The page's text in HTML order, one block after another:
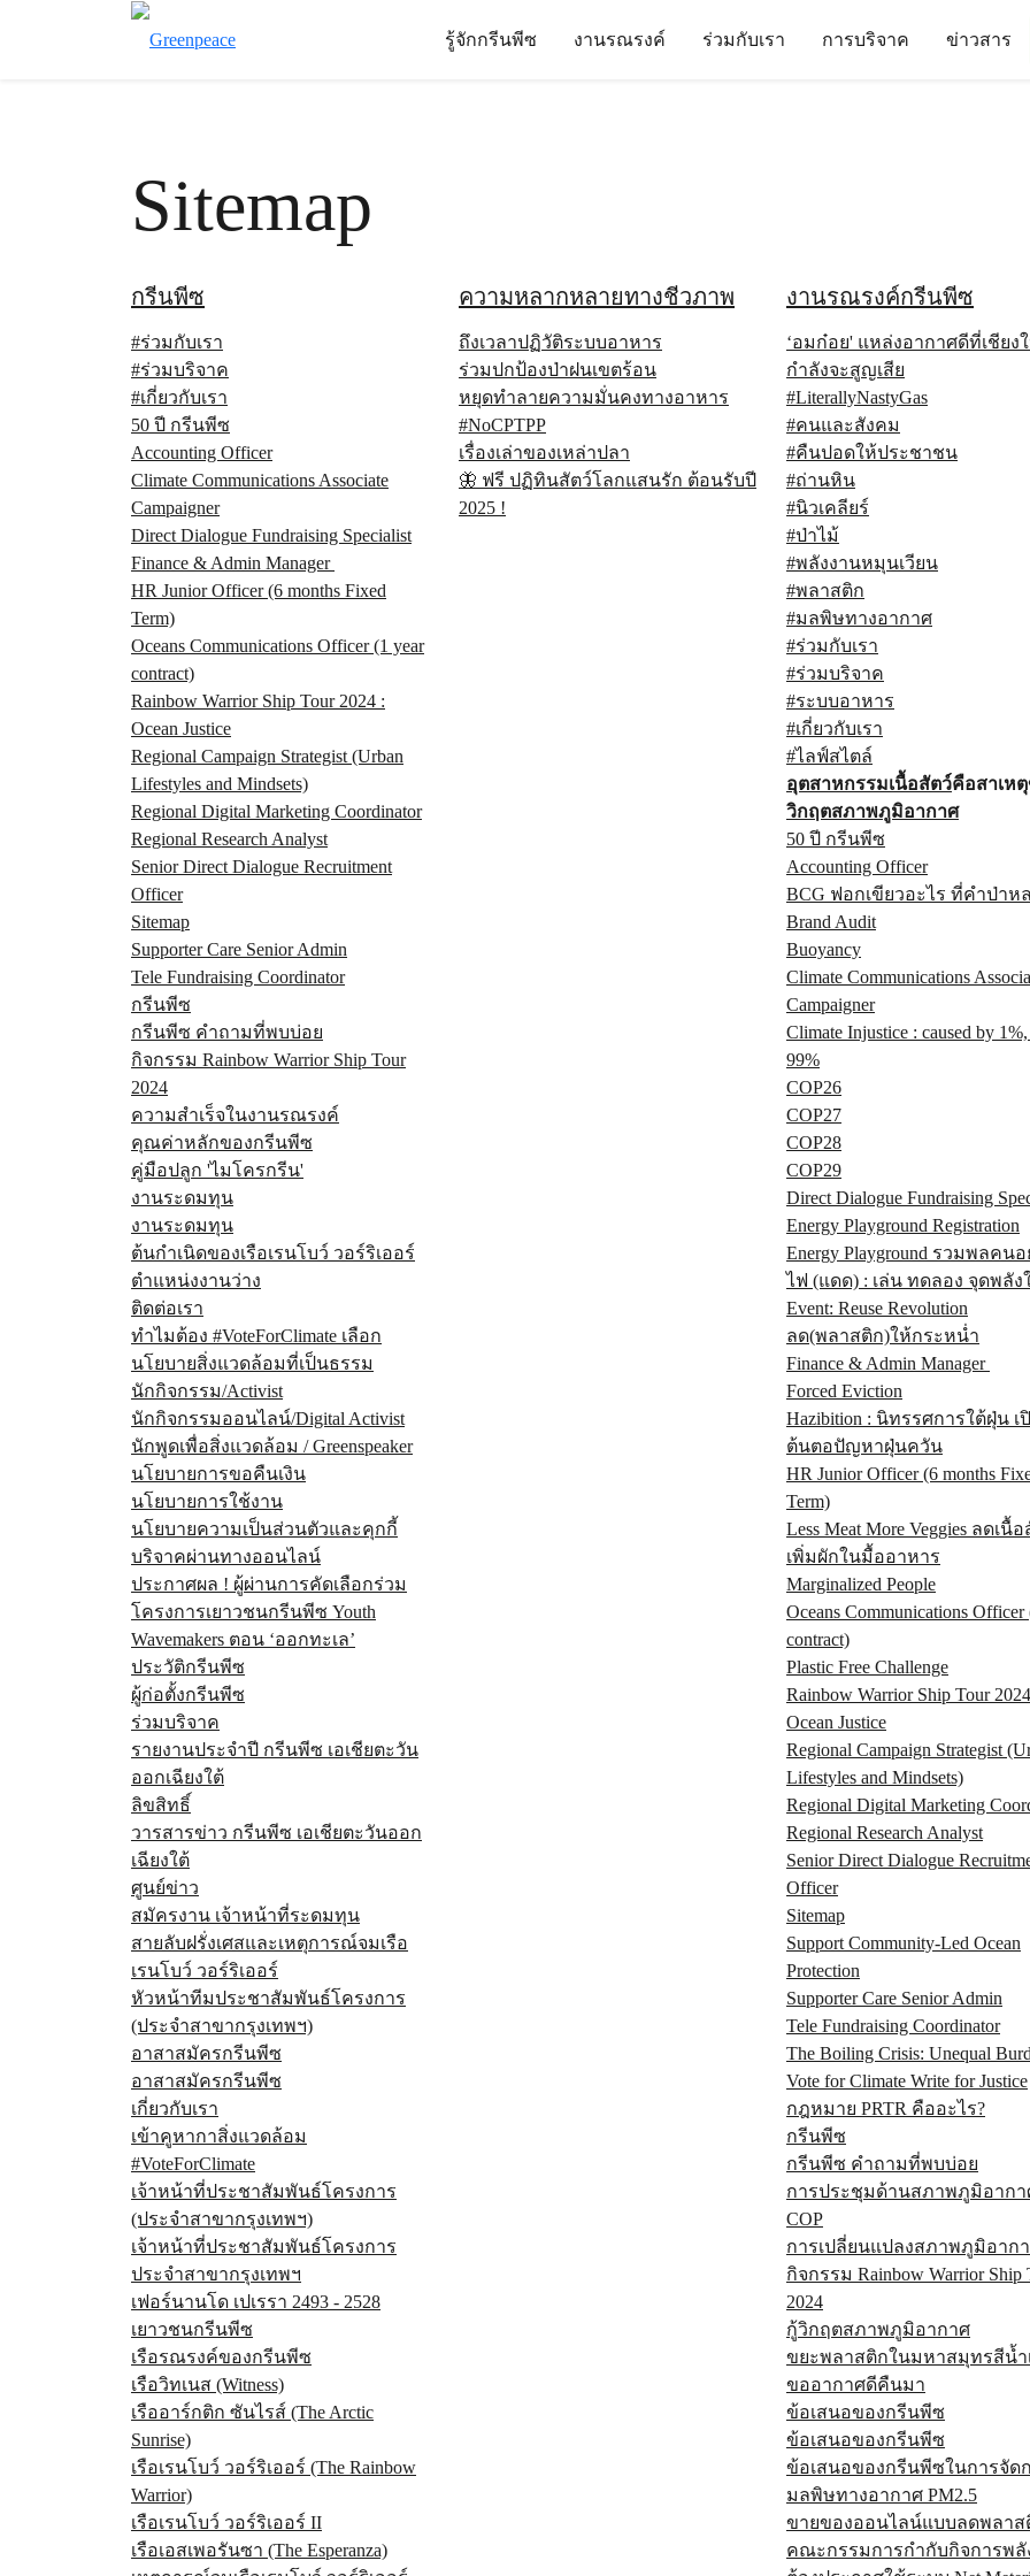
รู้จักกรีนพีซ งานรณรงค์ ร่วมกับเรา การบริจาค ข่าวสาร
Sitemap
กรีนพีซ
#ร่วมกับเรา
#ร่วมบริจาค
#เกี่ยวกับเรา
50 ปี กรีนพีซ
Accounting Officer
Climate Communications Associate
Campaigner
Direct Dialogue Fundraising Specialist
Finance & Admin Manager
HR Junior Officer (6 months Fixed
Term)
Oceans Communications Officer (1 year
contract)
Rainbow Warrior Ship Tour 2024 :
Ocean Justice
Regional Campaign Strategist (Urban
Lifestyles and Mindsets)
Regional Digital Marketing Coordinator
Regional Research Analyst
Senior Direct Dialogue Recruitment
Officer
Sitemap
Supporter Care Senior Admin
Tele Fundraising Coordinator
กรีนพีซ
กรีนพีซ คำถามที่พบบ่อย
กิจกรรม Rainbow Warrior Ship Tour
2024
ความสำเร็จในงานรณรงค์
คุณค่าหลักของกรีนพีซ
คู่มือปลูก 'ไมโครกรีน'
งานระดมทุน
งานระดมทุน
ต้นกำเนิดของเรือเรนโบว์ วอร์ริเออร์
ตำแหน่งงานว่าง
ติดต่อเรา
ทำไมต้อง #VoteForClimate เลือก
นโยบายสิ่งแวดล้อมที่เป็นธรรม
นักกิจกรรม/Activist
นักกิจกรรมออนไลน์/Digital Activist
นักพูดเพื่อสิ่งแวดล้อม / Greenspeaker
นโยบายการขอคืนเงิน
นโยบายการใช้งาน
นโยบายความเป็นส่วนตัวและคุกกี้
บริจาคผ่านทางออนไลน์
ประกาศผล ! ผู้ผ่านการคัดเลือกร่วม
โครงการเยาวชนกรีนพีซ Youth
Wavemakers ตอน ‘ออกทะเล’
ประวัติกรีนพีซ
ผู้ก่อตั้งกรีนพีซ
ร่วมบริจาค
รายงานประจำปี กรีนพีซ เอเชียตะวัน
ออกเฉียงใต้
ลิขสิทธิ์
วารสารข่าว กรีนพีซ เอเชียตะวันออก
เฉียงใต้
ศูนย์ข่าว
สมัครงาน เจ้าหน้าที่ระดมทุน
สายลับฝรั่งเศสและเหตุการณ์จมเรือ
เรนโบว์ วอร์ริเออร์
หัวหน้าทีมประชาสัมพันธ์โครงการ
(ประจำสาขากรุงเทพฯ)
อาสาสมัครกรีนพีซ
อาสาสมัครกรีนพีซ
เกี่ยวกับเรา
เข้าคูหากาสิ่งแวดล้อม
#VoteForClimate
เจ้าหน้าที่ประชาสัมพันธ์โครงการ
(ประจำสาขากรุงเทพฯ)
เจ้าหน้าที่ประชาสัมพันธ์โครงการ
ประจำสาขากรุงเทพฯ
เฟอร์นานโด เปเรรา 2493 - 2528
เยาวชนกรีนพีซ
เรือรณรงค์ของกรีนพีซ
เรือวิทเนส (Witness)
เรืออาร์กติก ซันไรส์ (The Arctic
Sunrise)
เรือเรนโบว์ วอร์ริเออร์ (The Rainbow
Warrior)
เรือเรนโบว์ วอร์ริเออร์ II
เรือเอสเพอรันซา (The Esperanza)
ความหลากหลายทางชีวภาพ
ถึงเวลาปฏิวัติระบบอาหาร
ร่วมปกป้องป่าฝนเขตร้อน
หยุดทำลายความมั่นคงทางอาหาร
#NoCPTPP
เรื่องเล่าของเหล่าปลา
🦋 ฟรี ปฏิทินสัตว์โลกแสนรัก ต้อนรับปี
2025 !
งานรณรงค์กรีนพีซ
‘อมก๋อย' แหล่งอากาศดีที่เชียง
กำลังจะสูญเสีย
#LiterallyNastyGas
#คนและสังคม
#คืนปอดให้ประชาชน
#ถ่านหิน
#นิวเคลียร์
#ป่าไม้
#พลังงานหมุนเวียน
#พลาสติก
#มลพิษทางอากาศ
#ร่วมกับเรา
#ร่วมบริจาค
#ระบบอาหาร
#เกี่ยวกับเรา
#ไลฟ์สไตล์
อุตสาหกรรมเนื้อสัตว์คือสาเห
วิกฤตสภาพภูมิอากาศ
50 ปี กรีนพีซ
Accounting Officer
BCG ฟอกเขียวอะไร ที่คำป่าห
Brand Audit
Buoyancy
Climate Communications
Campaigner
Climate Injustice : caused by
99%
COP26
COP27
COP28
COP29
Direct Dialogue Fundraising
Energy Playground Registration
Energy Playground รวมพลคน
ไฟ (แดด) : เล่น ทดลอง จุดพลัง
Event: Reuse Revolution
ลด(พลาสติก)ให้กระหน่ำ
Finance & Admin Manager
Forced Eviction
Hazibition : นิทรรศการใต้ฝุ่น เ
ต้นตอปัญหาฝุ่นควัน
HR Junior Officer (6 months
Term)
Less Meat More Veggies ลดเนื้
เพิ่มผักในมื้ออาหาร
Marginalized People
Oceans Communications Officer
contract)
Plastic Free Challenge
Rainbow Warrior Ship Tour
Ocean Justice
Regional Campaign Strategist
Lifestyles and Mindsets)
Regional Digital Marketing
Regional Research Analyst
Senior Direct Dialogue
Officer
Sitemap
Support Community-Led Ocean
Protection
Supporter Care Senior Admin
Tele Fundraising Coordinator
The Boiling Crisis: Unequal
Vote for Climate Write for Justice
กฎหมาย PRTR คืออะไร?
กรีนพีซ
กรีนพีซ คำถามที่พบบ่อย
การประชุมด้านสภาพภูมิอากา
COP
การเปลี่ยนแปลงสภาพภูมิอาก
กิจกรรม Rainbow Warrior Ship
2024
กู้วิกฤตสภาพภูมิอากาศ
ขยะพลาสติกในมหาสมุทรสีน้ำ
ขออากาศดีคืนมา
ข้อเสนอของกรีนพีซ
ข้อเสนอของกรีนพีซ
ข้อเสนอของกรีนพีซในการจัด
มลพิษทางอากาศ PM2.5
ขายของออนไลน์แบบลดพลาส
คณะกรรมการกำกับกิจการพลั